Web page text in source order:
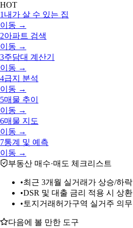
HOT
1 내가 살 수 있는 집
이동 →
2아파트 검색
이동 →
3주담대 계산기
이동 →
4급지 분석
이동 →
5매물 추이
이동 →
6매물 지도
이동 →
7통계 및 예측
이동 →
부동산 매수·매도 체크리스트
•최근 3개월 실거래가 상승/하
•DSR 및 대출 금리 적용 시 상
• 토지거래허가구역 실거주 의
다음에 볼 만한 도구